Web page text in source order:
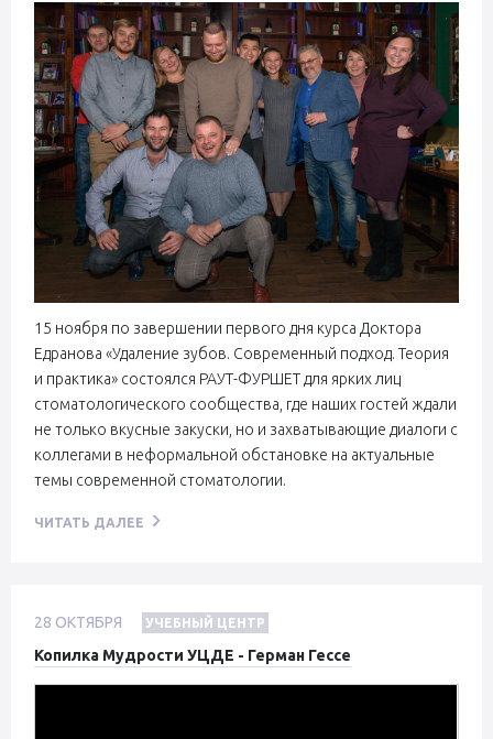
15 ноября по завершении первого дня курса Доктора
Едранова «Удаление зубов. Современный подход. Теория
и практика» состоялся РАУТ-ФУРШЕТ для ярких лиц
стоматологического сообщества, где наших гостей ждали
не только вкусные закуски, но и захватывающие диалоги с
коллегами в неформальной обстановке на актуальные
темы современной стоматологии.
ЧИТАТЬ ДАЛЕЕ
28 ОКТЯБРЯ УЧЕБНЫЙ ЦЕНТР
Копилка Мудрости УЦДЕ - Герман Гессе